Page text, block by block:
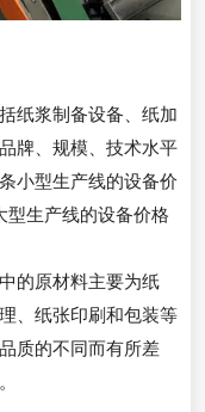
纸浆制备设备、纸加
牌、规模、技术水平
小型生产线的设备价
型生产线的设备价格
的原材料主要为纸
、纸张印刷和包装等
质的不同而有所差